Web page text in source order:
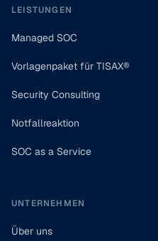
LEISTUNGEN
Managed SOC
Vorlagenpaket für TISAX®
Security Consulting
Notfallreaktion
SOC as a Service
UNTERNEHMEN
Über uns